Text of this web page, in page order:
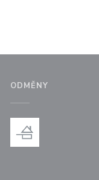
ODMĚNY